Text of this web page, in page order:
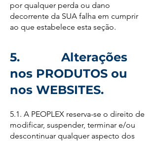
por qualquer perda ou dano
decorrente da SUA falha em cumprir
ao que estabelece esta seção.
5. Alterações
nos PRODUTOS ou
nos WEBSITES.
5.1. A PEOPLEX reserva-se o direito de
modificar, suspender, terminar e/ou
descontinuar qualquer aspecto dos